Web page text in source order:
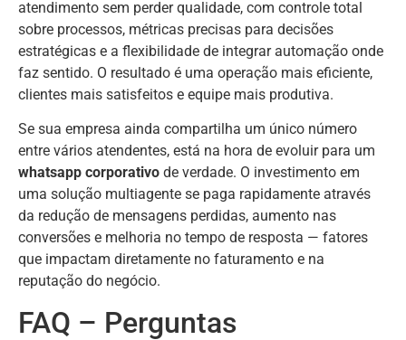
atendimento sem perder qualidade, com controle total
sobre processos, métricas precisas para decisões
estratégicas e a flexibilidade de integrar automação onde
faz sentido. O resultado é uma operação mais eficiente,
clientes mais satisfeitos e equipe mais produtiva.
Se sua empresa ainda compartilha um único número
entre vários atendentes, está na hora de evoluir para um
whatsapp corporativo de verdade. O investimento em
uma solução multiagente se paga rapidamente através
da redução de mensagens perdidas, aumento nas
conversões e melhoria no tempo de resposta — fatores
que impactam diretamente no faturamento e na
reputação do negócio.
FAQ – Perguntas